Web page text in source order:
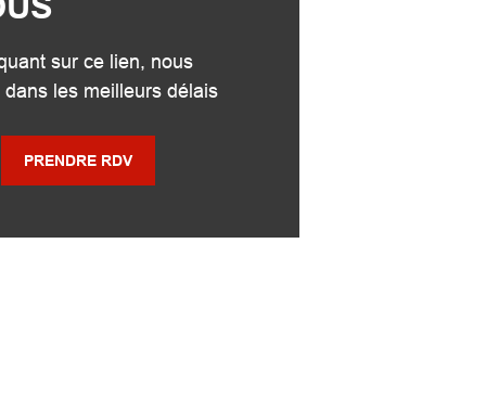
sur ce lien, nous
les meilleurs délais
PRENDRE RDV